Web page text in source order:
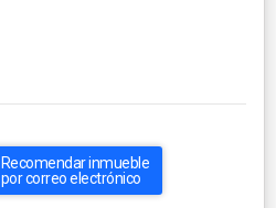
Recomendar inmueble
por correo electrónico